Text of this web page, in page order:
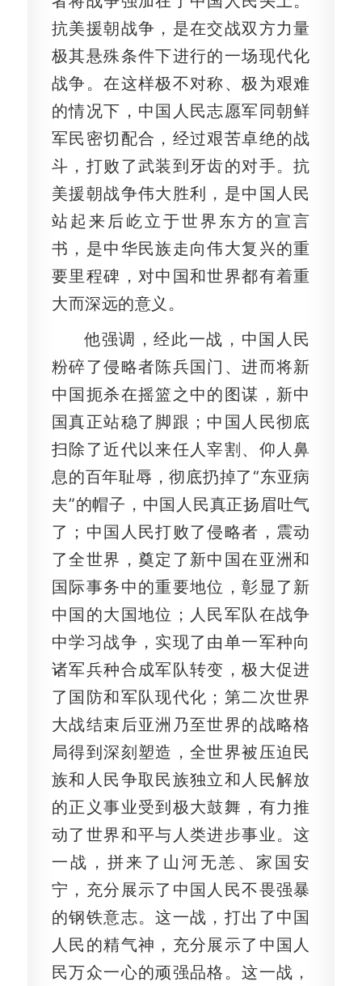
抗美援朝战争，是在交战双方力量
极其悬殊条件下进行的一场现代化
战争。在这样极不对称、极为艰难
的情况下，中国人民志愿军同朝鲜
军民密切配合，经过艰苦卓绝的战
斗，打败了武装到牙齿的对手。抗
美援朝战争伟大胜利，是中国人民
站起来后屹立于世界东方的宣言
书，是中华民族走向伟大复兴的重
要里程碑，对中国和世界都有着重
大而深远的意义。
他强调，经此一战，中国人民
粉碎了侵略者陈兵国门、进而将新
中国扼杀在摇篮之中的图谋，新中
国真正站稳了脚跟；中国人民彻底
扫除了近代以来任人宰割、仰人鼻
息的百年耻辱，彻底扔掉了“东亚病
夫”的帽子，中国人民真正扬眉吐气
了；中国人民打败了侵略者，震动
了全世界，奠定了新中国在亚洲和
国际事务中的重要地位，彰显了新
中国的大国地位；人民军队在战争
中学习战争，实现了由单一军种向
诸军兵种合成军队转变，极大促进
了国防和军队现代化；第二次世界
大战结束后亚洲乃至世界的战略格
局得到深刻塑造，全世界被压迫民
族和人民争取民族独立和人民解放
的正义事业受到极大鼓舞，有力推
动了世界和平与人类进步事业。这
一战，拼来了山河无恙、家国安
宁，充分展示了中国人民不畏强暴
的钢铁意志。这一战，打出了中国
人民的精气神，充分展示了中国人
民万众一心的顽强品格。这一战，